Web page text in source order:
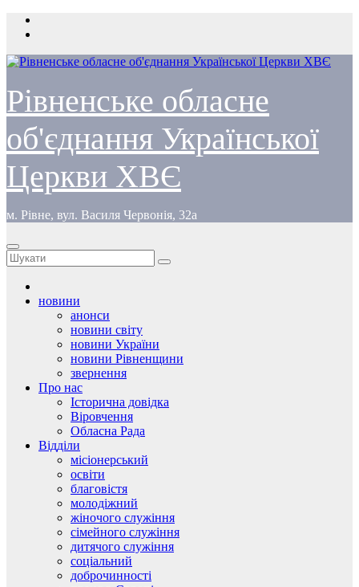
Перейти
Рівненське обласне
об'єднання Української
Церкви ХВЄ
м. Рівне, вул. Василя Червонія, 32а
новини
анонси
новини світу
новини України
новини Рівненщини
звернення
Про нас
Історична довідка
Віровчення
Обласна Рада
Відділи
місіонерський
освіти
благовістя
молодіжний
жіночого служіння
сімейного служіння
дитячого служіння
соціальний
доброчинності